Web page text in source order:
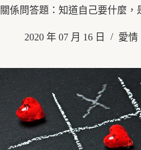
關係問答題：知道自己要什麼，
2020 年 07 月 16 日 愛情